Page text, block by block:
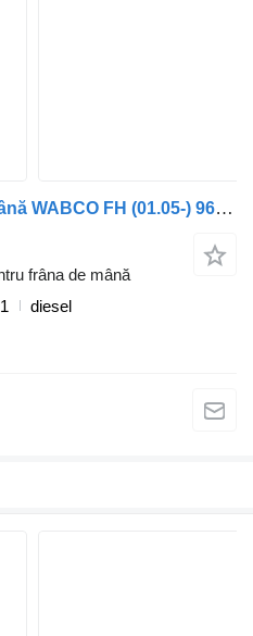
Supapă pentru frâna de mână WABCO FH (01.05-) 9617242040 pentru cap tractor Volvo FH12, FH16, NH12, FH, VNL780 (1993-2014)
frâna de mână
diesel